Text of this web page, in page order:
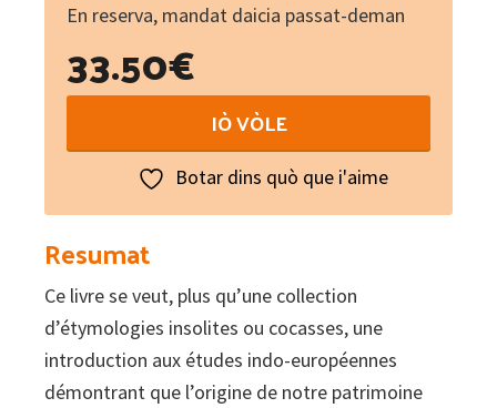
En reserva, mandat daicia passat-deman
33.50€
généalogie
IÒ VÒLE
Botar dins quò que i'aime
Resumat
Ce livre se veut, plus qu’une collection
d’étymologies insolites ou cocasses, une
introduction aux études indo-européennes
démontrant que l’origine de notre patrimoine